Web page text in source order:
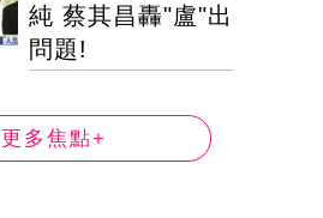
純 蔡其昌轟"盧"出
問題!
更多焦點+